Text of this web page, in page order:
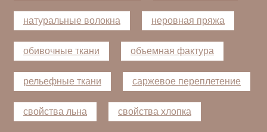
натуральные волокна неровная пряжа
обивочные ткани объемная фактура
рельефные ткани саржевое переплетение
свойства льна свойства хлопка